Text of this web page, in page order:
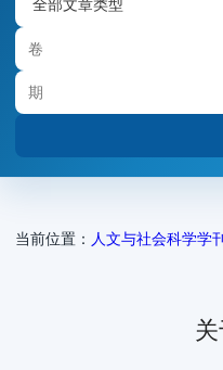
当前位置： 人文与社会科学学刊
关